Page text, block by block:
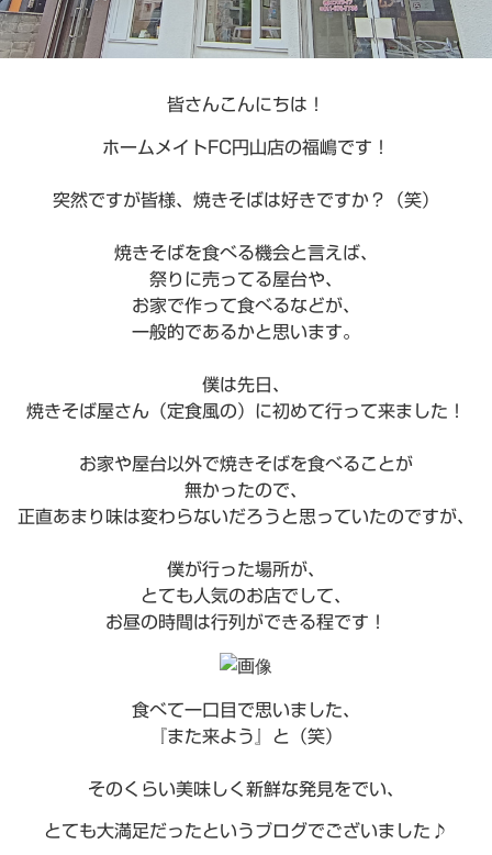
皆さんこんにちは！
ホームメイトFC円山店の福嶋です！
突然ですが皆様、焼きそばは好きですか？（笑）
焼きそばを食べる機会と言えば、
祭りに売ってる屋台や、
お家で作って食べるなどが、
一般的であるかと思います。
僕は先日、
焼きそば屋さん（定食風の）に初めて行って来ました！
お家や屋台以外で焼きそばを食べることが
無かったので、
正直あまり味は変わらないだろうと思っていたのですが、
僕が行った場所が、
とても人気のお店でして、
お昼の時間は行列ができる程です！
食べて一口目で思いました、
『また来よう』と（笑）
そのくらい美味しく新鮮な発見をでい、
とても大満足だったというブログでございました♪